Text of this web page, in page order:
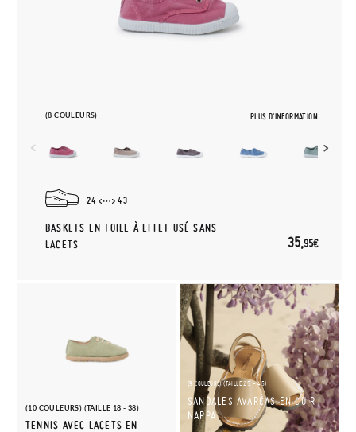
(8 COULEURS) PLUS D'INFORMATION
24 43
BASKETS EN TOILE À EFFET USÉ SANS
LACETS
35,95€
(10 COULEURS) (TAILLE 18 - 38)
TENNIS AVEC LACETS EN
(9 COULEURS) (TAILLE 25 - 45)
SANDALES AVARCAS EN CUIR
NAPPA